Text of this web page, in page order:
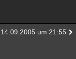
14.09.2005 um 21:55